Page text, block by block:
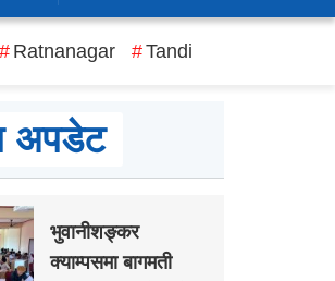
Ratnanagar Tandi
अपडेट
भुवानीशङ्कर
क्याम्पसमा बागमती